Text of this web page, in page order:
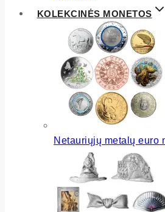
KOLEKCINĖS MONETOS
Netauriųjų metalų euro